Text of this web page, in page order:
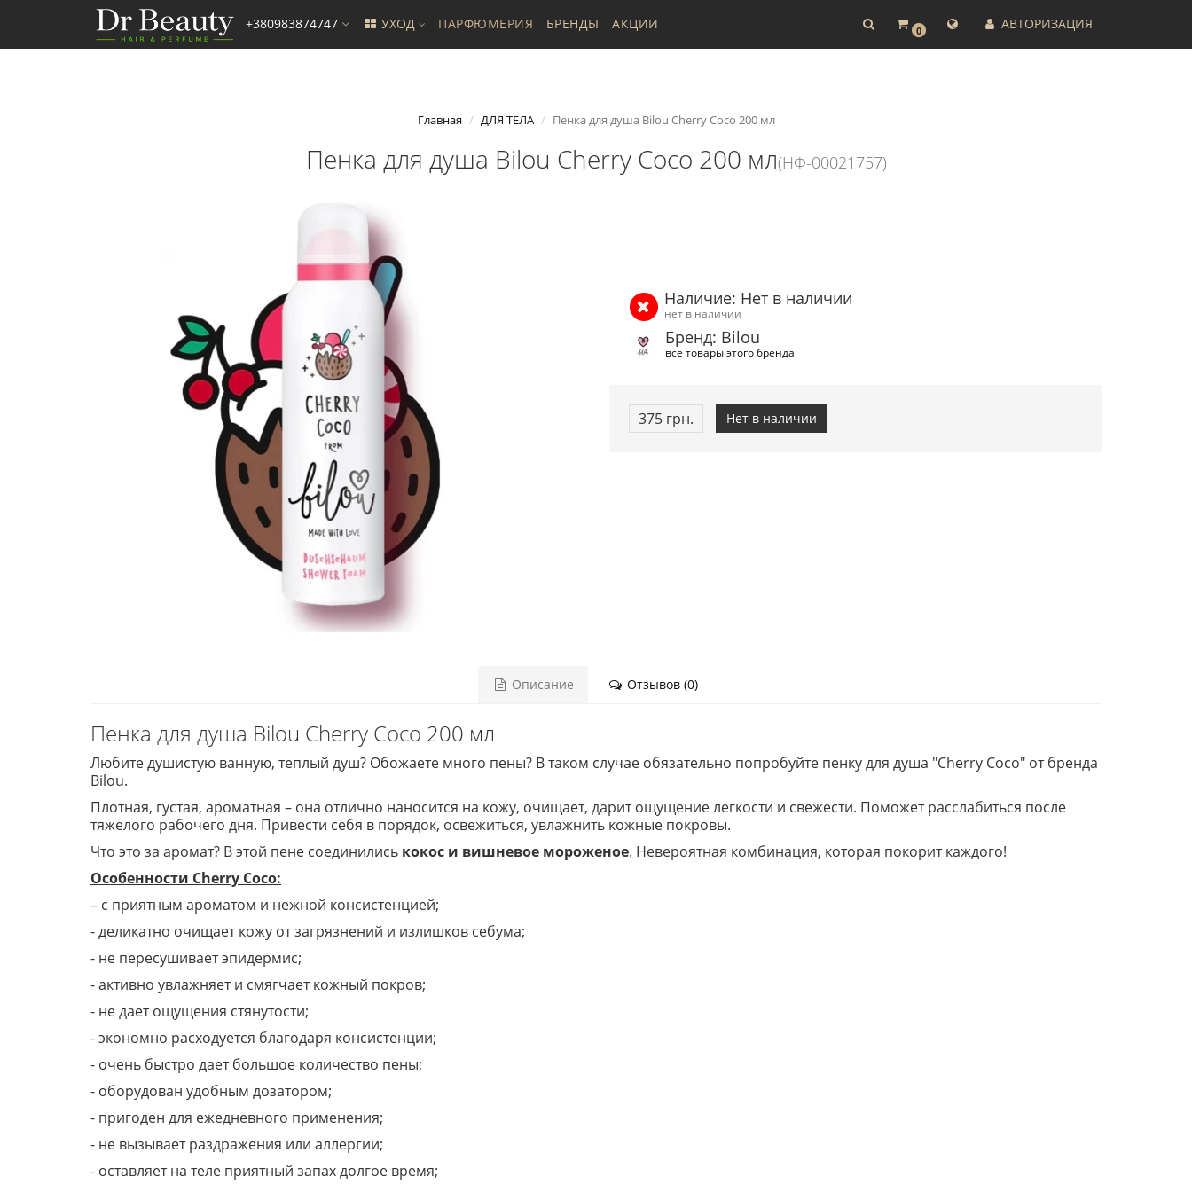
0 АВТОРИЗАЦИЯ
+380983874747 УХОД ПАРФЮМЕРИЯ БРЕНДЫ АКЦИИ
Главная ДЛЯ ТЕЛА Пенка для душа Bilou Cherry Coco 200 мл
Пенка для душа Bilou Cherry Coco 200 мл(НФ-00021757)
Наличие: Нет в наличии
нет в наличии
Бренд: Bilou
все товары этого бренда
375 грн. Нет в наличии
Описание Отзывов (0)
Пенка для душа Bilou Cherry Coco 200 мл
Любите душистую ванную, теплый душ? Обожаете много пены? В таком случае обязательно попробуйте пенку для душа "Cherry Coco" от бренда
Bilou.
Плотная, густая, ароматная – она отлично наносится на кожу, очищает, дарит ощущение легкости и свежести. Поможет расслабиться после
тяжелого рабочего дня. Привести себя в порядок, освежиться, увлажнить кожные покровы.
Что это за аромат? В этой пене соединились кокос и вишневое мороженое. Невероятная комбинация, которая покорит каждого!
Особенности Cherry Coco:
– с приятным ароматом и нежной консистенцией;
- деликатно очищает кожу от загрязнений и излишков себума;
- не пересушивает эпидермис;
- активно увлажняет и смягчает кожный покров;
- не дает ощущения стянутости;
- экономно расходуется благодаря консистенции;
- очень быстро дает большое количество пены;
- оборудован удобным дозатором;
- пригоден для ежедневного применения;
- не вызывает раздражения или аллергии;
- оставляет на теле приятный запах долгое время;